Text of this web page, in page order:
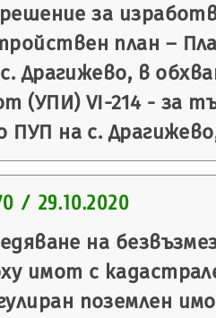
за
план –
Драгижево, в
(УПИ) VI-214 - за
ПУП на с.
/ 29.10.2020
на
имот с
поземлен